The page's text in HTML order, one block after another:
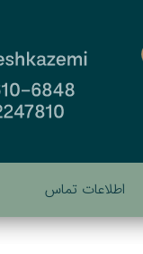
اطلاعات تماس